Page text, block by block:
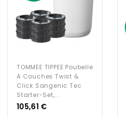
TOMMEE TIPPEE Poubelle
A Couches Twist &
Click Sangenic Tec
Starter-Set,...
Prix
105,61 €